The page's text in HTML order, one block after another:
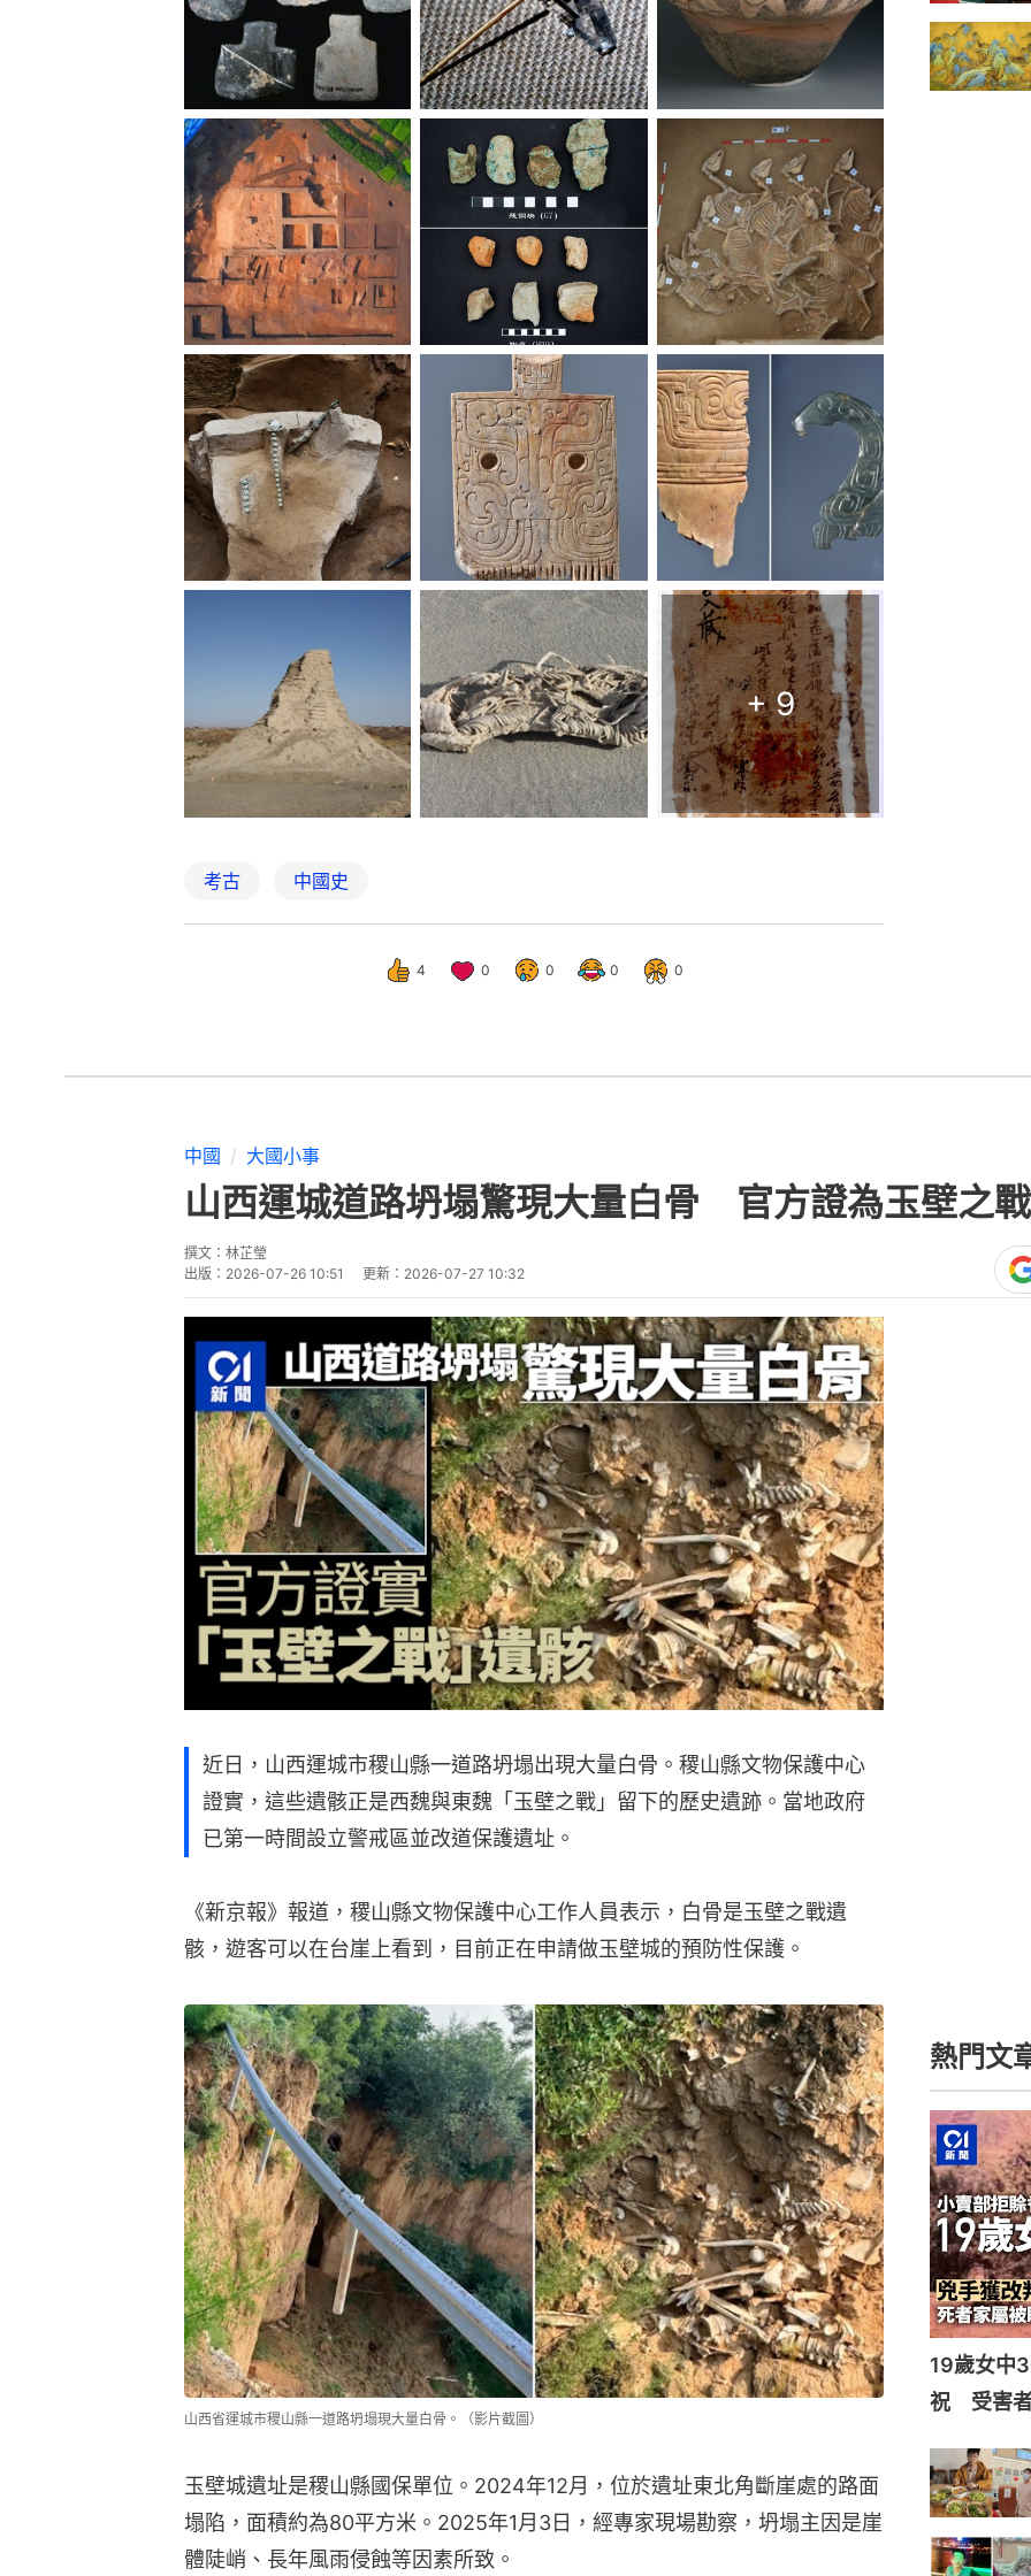
+9
考古 中國史
4 0 0 0 0
中國 大國小事
山西運城道路坍塌驚現大量白骨 官方證為玉壁之
撰文： 林芷瑩
出版： 2026-07-26 10:51 更新： 2026-07-27 10:32
近日，山西運城市稷山縣一道路坍塌出現大量白骨。稷山縣文物保護中心
證實，這些遺骸正是西魏與東魏「玉壁之戰」留下的歷史遺跡。當地政府
已第一時間設立警戒區並改道保護遺址。
《新京報》報道，稷山縣文物保護中心工作人員表示，白骨是玉壁之戰遺
骸，遊客可以在台崖上看到，目前正在申請做玉壁城的預防性保護。
山西省運城市稷山縣一道路坍塌現大量白骨。（影片截圖）
玉壁城遺址是稷山縣國保單位。2024年12月，位於遺址東北角斷崖處的路面
塌陷，面積約為80平方米。2025年1月3日，經專家現場勘察，坍塌主因是崖
體陡峭、長年風雨侵蝕等因素所致。
熱門文
19歲女中
祝 受害